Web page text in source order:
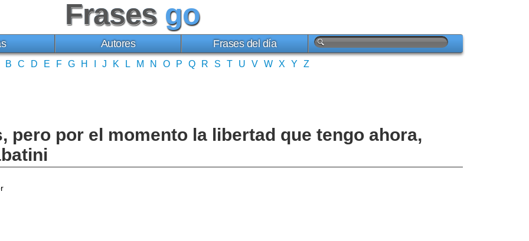
Frases go
Autores Frases del día
B C D E F G H J K L M N O P Q R S T U V W X Y Z
pero por el momento la libertad que tengo ahora,